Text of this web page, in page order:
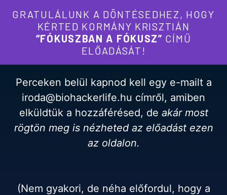
GRATULÁLUNK A DÖNTÉSEDHEZ, HOGY
KÉRTED KORMÁNY KRISZTIÁN
“FÓKUSZBAN A FÓKUSZ” CÍMŰ
ELŐADÁSÁT!
Perceken belül kapnod kell egy e-mailt a
iroda@biohackerlife.hu címről, amiben
elküldtük a hozzáférésed, de akár most
rögtön meg is nézheted az előadást ezen
az oldalon.
(Nem gyakori, de néha előfordul, hogy a